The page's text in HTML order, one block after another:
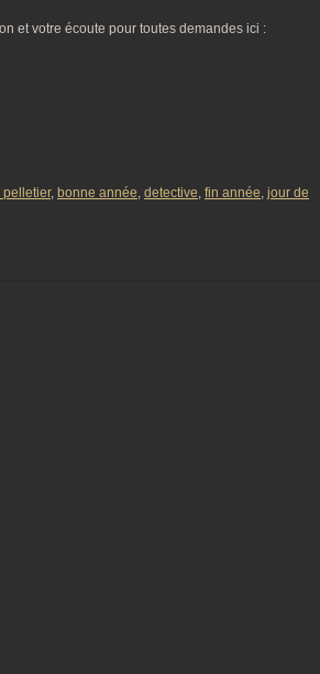
et votre écoute pour toutes demandes ici :
, bonne année, detective, fin année, jour de